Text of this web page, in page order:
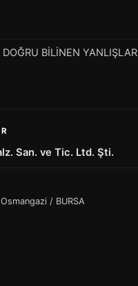
BİLİNEN YANLIŞLAR
San. ve Tic. Ltd. Şti.
/ BURSA